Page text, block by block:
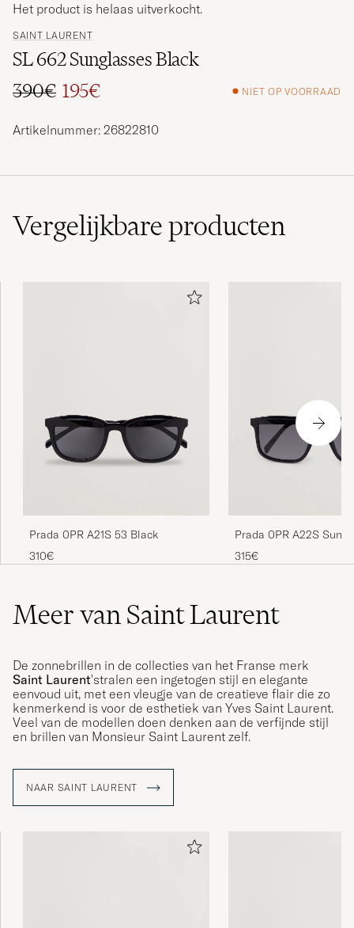
SAINT LAURENT
SL 662 Sunglasses Black
Reguliere prijs
390€
Verlaagd prijs
195€ NIET OP VOORRAAD
Het product is helaas uitverkocht.
Artikelnummer: 26822810
Vergelijkbareproducten
Prada 0PR A21S 53 Black
310€
Prada 0PR A22S
Black
315€
Meer van Saint Laurent
De zonnebrillen in de collecties van het Franse merk
Saint Laurent'stralen een ingetogen stijl en elegante
eenvoud uit, met een vleugje van de creatieve flair die zo
kenmerkend is voor de esthetiek van Yves Saint Laurent.
Veel van de modellen doen denken aan de verfijnde stijl
en brillen van Monsieur Saint Laurent zelf.
NAAR SAINT LAURENT